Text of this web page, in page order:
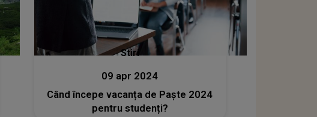
Stiri
09 apr 2024
Când începe vacanța de Paște 2024
pentru studenți?